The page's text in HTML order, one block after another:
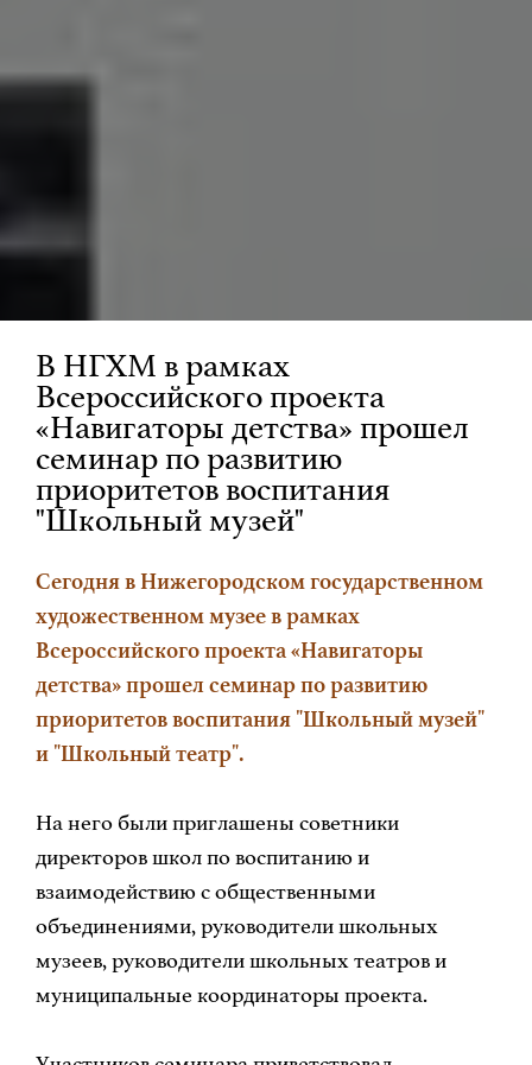
В НГХМ в рамках
Всероссийского проекта
«Навигаторы детства» прошел
семинар по развитию
приоритетов воспитания
"Школьный музей"
Сегодня в Нижегородском государственном
художественном музее в рамках
Всероссийского проекта «Навигаторы
детства» прошел семинар по развитию
приоритетов воспитания "Школьный музей"
и "Школьный театр".
На него были приглашены советники
директоров школ по воспитанию и
взаимодействию с общественными
объединениями, руководители школьных
музеев, руководители школьных театров и
муниципальные координаторы проекта.